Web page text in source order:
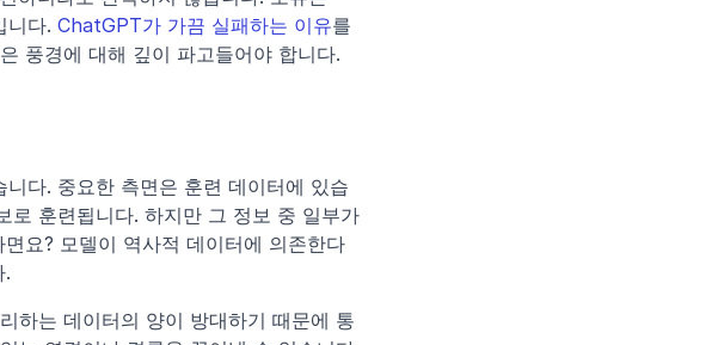
니다. ChatGPT가 가끔 실패하는 이유를
풍경에 대해 깊이 파고들어야 합니다.
다. 중요한 측면은 훈련 데이터에 있습
훈련됩니다. 하지만 그 정보 중 일부가
요? 모델이 역사적 데이터에 의존한다
.
하는 데이터의 양이 방대하기 때문에 통